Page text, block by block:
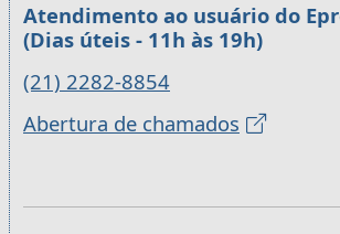
Atendimento ao usuário do
(Dias úteis - 11h às 19h)
(21) 2282-8854
Abertura de chamados